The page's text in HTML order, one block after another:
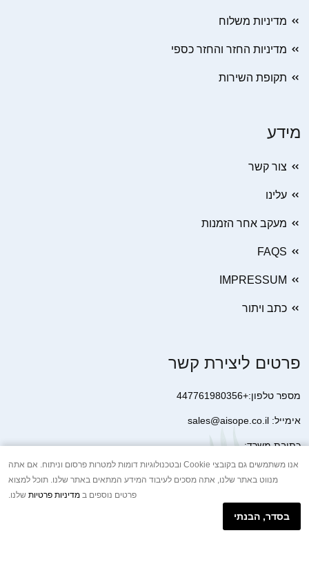
מדיניות משלוח
מדיניות החזר והחזר כספי
תקופת השירות
מידע
צור קשר
עלינו
מעקב אחר הזמנות
FAQS
IMPRESSUM
כתב ויתור
פרטים ליצירת קשר
מספר טלפון:+447761980356
אימייל: sales@aisope.co.il
כתובת משרד:
41 Devonshire Street Ground Floor Office 1 London W1G 7AJ
United Kingdom
+44 7410 2065017
הודעת וואטסאפ באינטרנט
אנו משתמשים גם בקובצי Cookie ובטכנולוגיות דומות למטרות פרסום וניתוח. אם אתה
מנווט באתר שלנו, אתה מסכים לעיבוד המידע המתאים באתר שלנו. תוכל למצוא
פרטים נוספים ב מדיניות פרטיות שלנו.
בסדר, הבנתי